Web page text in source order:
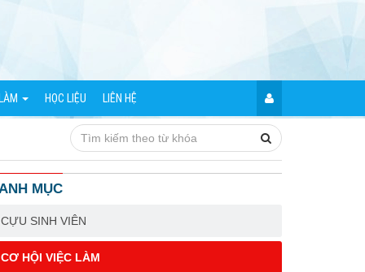
HỌC LIỆU LIÊN HỆ
MỤC
CỰU SINH VIÊN
CƠ HỘI VIỆC LÀM